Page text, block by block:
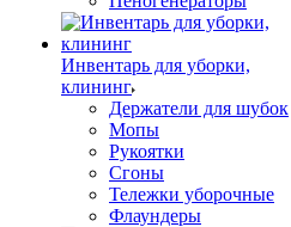
Инвентарь для уборки,
клининг
Держатели для шубок
Мопы
Рукоятки
Сгоны
Тележки уборочные
Флаундеры